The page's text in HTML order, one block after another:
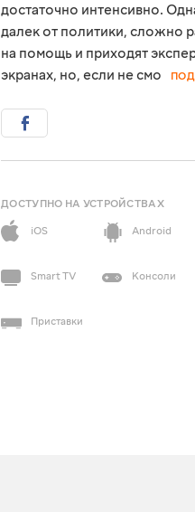
достаточно интенсивно.
далек от политики, сложно
на помощь и приходят
экранах, но, если не смо
ДОСТУПНО НА УСТРОЙСТВАХ
iOS
Android
Smart TV Консоли
Приставки